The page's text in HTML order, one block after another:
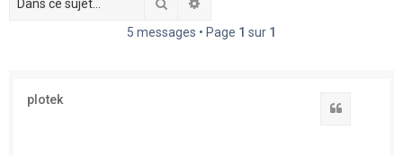
5 messages • Page 1 sur 1
plotek